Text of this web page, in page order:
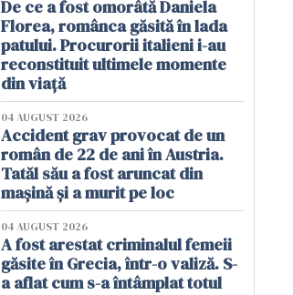
De ce a fost omorâtă Daniela
Florea, românca găsită în lada
patului. Procurorii italieni i-au
reconstituit ultimele momente
din viață
04 AUGUST 2026
Accident grav provocat de un
român de 22 de ani în Austria.
Tatăl său a fost aruncat din
mașină și a murit pe loc
04 AUGUST 2026
A fost arestat criminalul femeii
găsite în Grecia, într-o valiză. S-
a aflat cum s-a întâmplat totul